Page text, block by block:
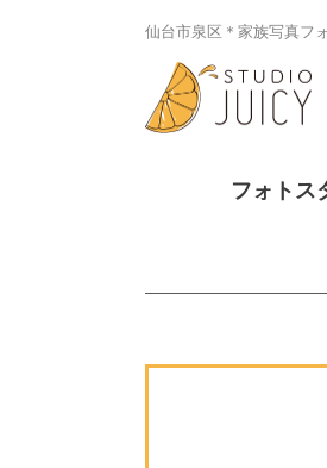
仙台市泉区＊家族写真フ
フォトス